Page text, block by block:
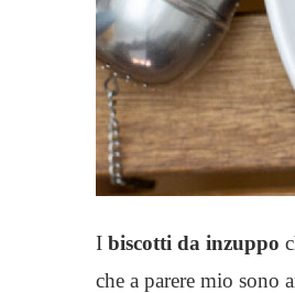
I biscotti da inzuppo
che a parere mio sono